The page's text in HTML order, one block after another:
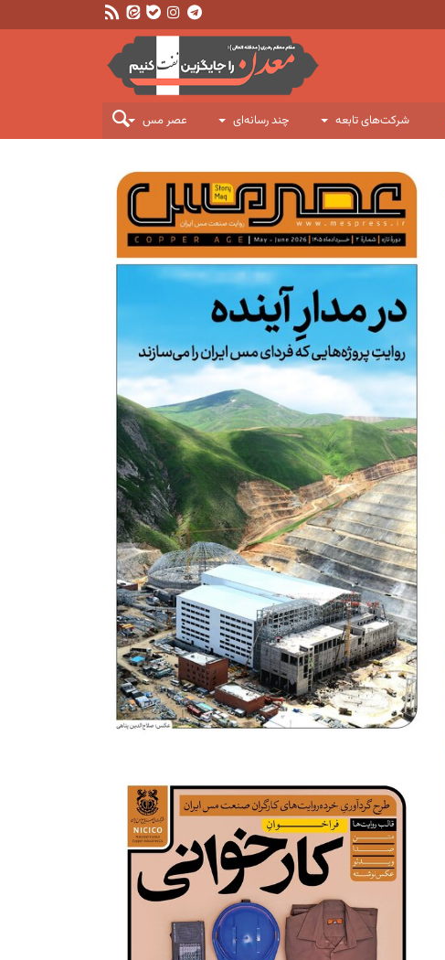
شرکت‌های تابعه چند رسانه‌ای عصر مس